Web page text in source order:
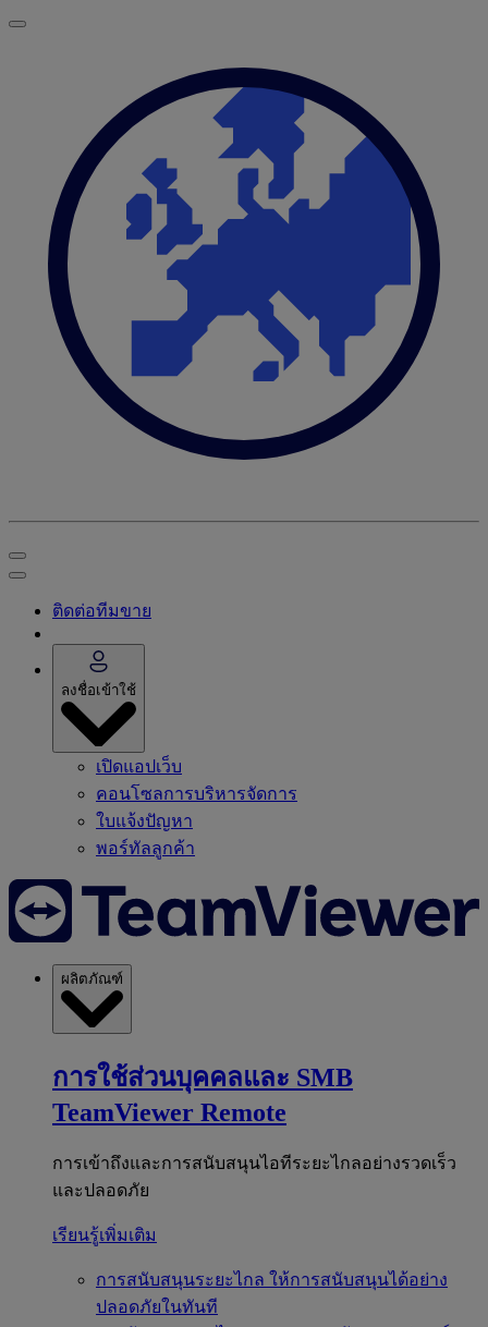
ติดต่อทีมขาย
ลงชื่อเข้าใช้
เปิดแอปเว็บ
คอนโซลการบริหารจัดการ
ใบแจ้งปัญหา
พอร์ทัลลูกค้า
ผลิตภัณฑ์
การใช้ส่วนบุคคลและ SMB
TeamViewer Remote
การเข้าถึงและการสนับสนุนไอทีระยะไกลอย่างรวดเร็ว
และปลอดภัย
เรียนรู้เพิ่มเติม
การสนับสนุนระยะไกล ให้การสนับสนุนได้อย่าง
ปลอดภัยในทันที